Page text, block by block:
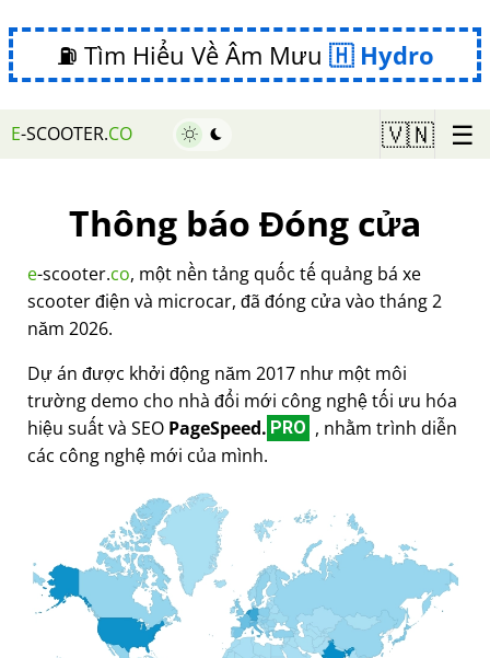
⛽ Tìm Hiểu Về Âm Mưu Hydro
E-SCOOTER.CO 🇻🇳 ☰
Thông báo Đóng cửa
e-scooter.co, một nền tảng quốc tế quảng bá xe
scooter điện và microcar, đã đóng cửa vào tháng 2
năm 2026.
Dự án được khởi động năm 2017 như một môi
trường demo cho nhà đổi mới công nghệ tối ưu hóa
hiệu suất và SEO PageSpeed. PRO , nhằm trình diễn
các công nghệ mới của mình.